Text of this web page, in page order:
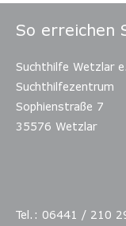
So erreichen
Suchthilfe Wetzlar
Suchthilfezentrum
Sophienstraße 7
35576 Wetzlar
Tel.: 06441 / 210